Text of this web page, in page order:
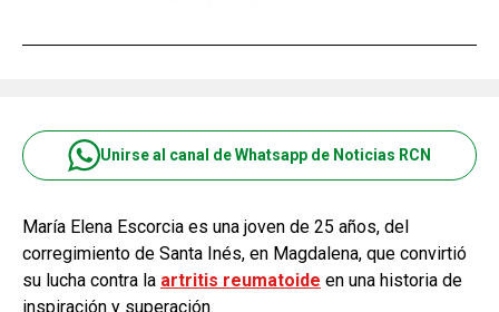
Unirse al canal de Whatsapp de Noticias RCN
María Elena Escorcia es una joven de 25 años, del
corregimiento de Santa Inés, en Magdalena, que convirtió
su lucha contra la artritis reumatoide en una historia de
inspiración y superación.